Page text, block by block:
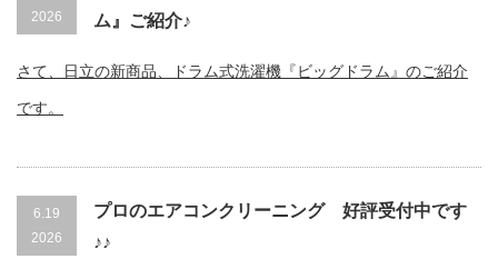
2026
ム』ご紹介♪
さて、日立の新商品、ドラム式洗濯機『ビッグドラム』のご紹介
です。
6.19
2026
プロのエアコンクリーニング 好評受付中です
♪♪